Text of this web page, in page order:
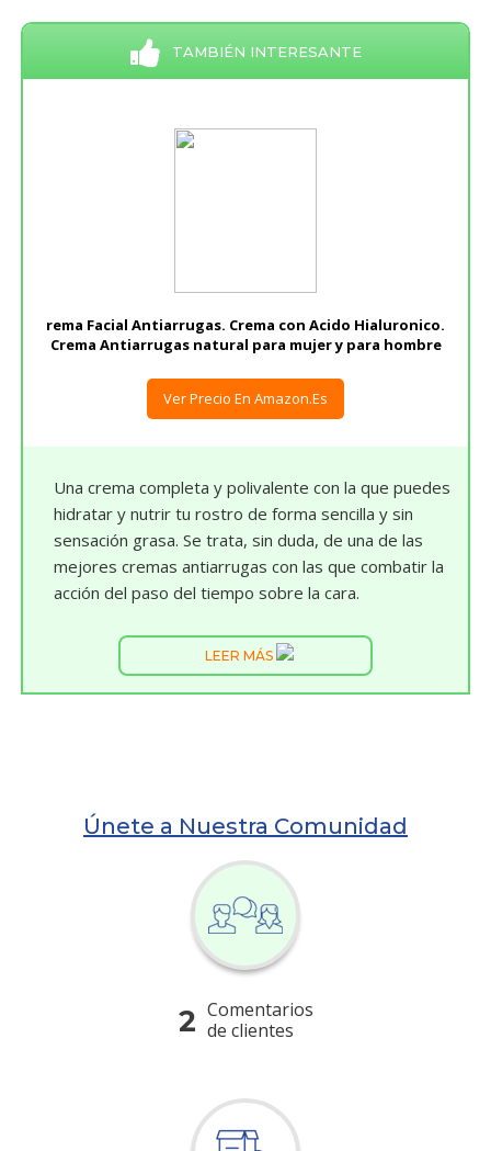
TAMBIÉN INTERESANTE
rema Facial Antiarrugas. Crema con Acido Hialuronico.
Crema Antiarrugas natural para mujer y para hombre
Ver Precio En Amazon.es
Una crema completa y polivalente con la que puedes
hidratar y nutrir tu rostro de forma sencilla y sin
sensación grasa. Se trata, sin duda, de una de las
mejores cremas antiarrugas con las que combatir la
acción del paso del tiempo sobre la cara.
LEER MÁS
Únete a Nuestra Comunidad
2 Comentarios
de clientes